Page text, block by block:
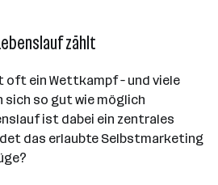
zählt
oft ein Wettkampf – und viele
sich so gut wie möglich
ist dabei ein zentrales
das erlaubte Selbstmarketing